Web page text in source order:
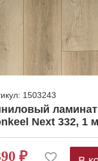
1503243
ламинат
Next 332, 1
₽